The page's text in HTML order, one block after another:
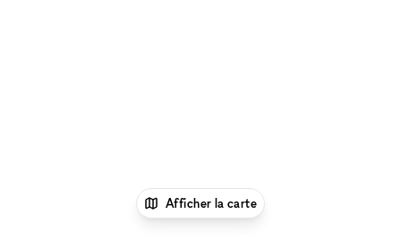
1
Afficher la carte